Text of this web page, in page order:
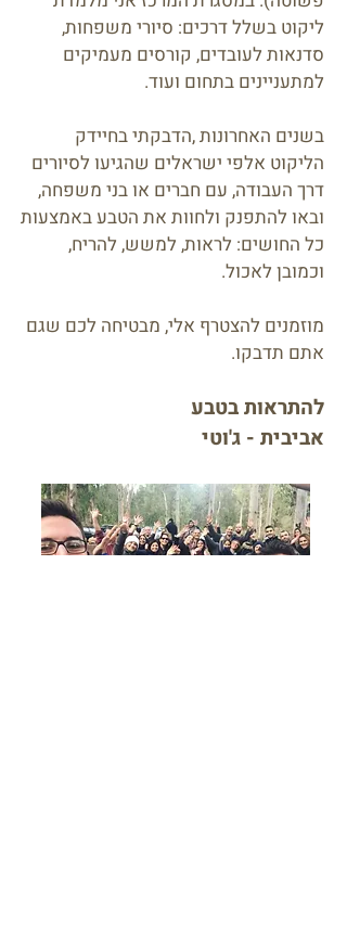
ליקוט בשלל דרכים: סיורי משפחות,
סדנאות לעובדים, קורסים מעמיקים
למתעניינים בתחום ועוד.
בשנים האחרונות ,הדבקתי בחיידק
הליקוט אלפי ישראלים שהגיעו לסיורים
דרך העבודה, עם חברים או בני משפחה,
ובאו להתפנק ולחוות את הטבע באמצעות
כל החושים: לראות, למשש, להריח,
וכמובן לאכול.
מוזמנים להצטרף אלי, מבטיחה לכם שגם
אתם תדבקו.
להתראות בטבע
אביבית - ג'וטי